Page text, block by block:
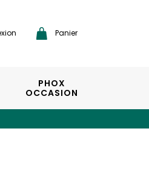
Panier
PHOX
OCCASION